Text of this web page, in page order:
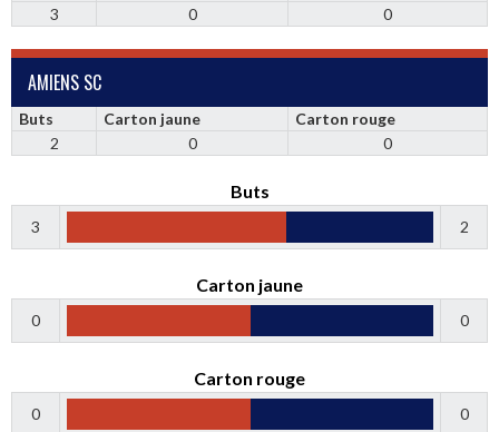
3
0 0
AMIENS SC
Buts Carton jaune
Carton rouge
2
0 0
Buts
3 2
Carton jaune
0 0
Carton rouge
0 0